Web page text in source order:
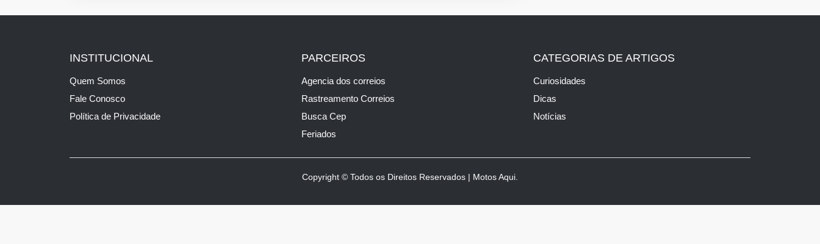
INSTITUCIONAL
Quem Somos
Fale Conosco
Política de Privacidade
PARCEIROS
Agencia dos correios
Rastreamento Correios
Busca Cep
Feriados
CATEGORIAS DE ARTIGOS
Curiosidades
Dicas
Notícias
Copyright © Todos os Direitos Reservados | Motos Aqui.